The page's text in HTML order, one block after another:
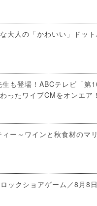
大人の「かわいい」ドッ
も登場！ABCテレビ「第
ったワイプCMをオンエア！
ー～ワインと秋食材のマ
ックショアゲーム／8月8